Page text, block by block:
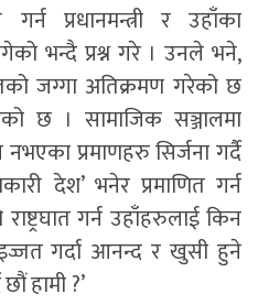
प्रधानमन्त्री र उहाँका
भन्दै प्रश्न गरे । उनले भने,
जग्गा अतिक्रमण गरेको छ
छ । सामाजिक सञ्जालमा
प्रमाणहरु सिर्जना गर्दै
देश’ भनेर प्रमाणित गर्न
गर्न उहाँहरुलाई किन
गर्दा आनन्द र खुसी हुने
हामी ?’